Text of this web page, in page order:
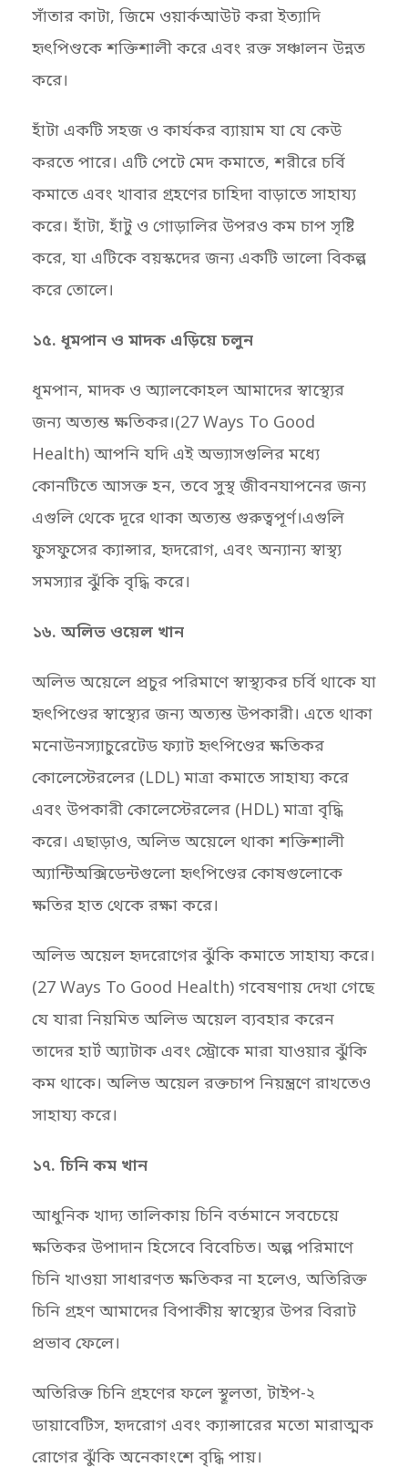
সাঁতার কাটা, জিমে ওয়ার্কআউট করা ইত্যাদি
হৃৎপিণ্ডকে শক্তিশালী করে এবং রক্ত ​​সঞ্চালন উন্নত
করে।
হাঁটা একটি সহজ ও কার্যকর ব্যায়াম যা যে কেউ
করতে পারে। এটি পেটে মেদ কমাতে, শরীরে চর্বি
কমাতে এবং খাবার গ্রহণের চাহিদা বাড়াতে সাহায্য
করে। হাঁটা, হাঁটু ও গোড়ালির উপরও কম চাপ সৃষ্টি
করে, যা এটিকে বয়স্কদের জন্য একটি ভালো বিকল্প
করে তোলে।
১৫. ধূমপান ও মাদক এড়িয়ে চলুন
ধূমপান, মাদক ও অ্যালকোহল আমাদের স্বাস্থ্যের
জন্য অত্যন্ত ক্ষতিকর।(27 Ways To Good
Health) আপনি যদি এই অভ্যাসগুলির মধ্যে
কোনটিতে আসক্ত হন, তবে সুস্থ জীবনযাপনের জন্য
এগুলি থেকে দূরে থাকা অত্যন্ত গুরুত্বপূর্ণ।এগুলি
ফুসফুসের ক্যান্সার, হৃদরোগ, এবং অন্যান্য স্বাস্থ্য
সমস্যার ঝুঁকি বৃদ্ধি করে।
১৬. অলিভ ওয়েল খান
অলিভ অয়েলে প্রচুর পরিমাণে স্বাস্থ্যকর চর্বি থাকে যা
হৃৎপিণ্ডের স্বাস্থ্যের জন্য অত্যন্ত উপকারী। এতে থাকা
মনোউনস্যাচুরেটেড ফ্যাট হৃৎপিণ্ডের ক্ষতিকর
কোলেস্টেরলের (LDL) মাত্রা কমাতে সাহায্য করে
এবং উপকারী কোলেস্টেরলের (HDL) মাত্রা বৃদ্ধি
করে। এছাড়াও, অলিভ অয়েলে থাকা শক্তিশালী
অ্যান্টিঅক্সিডেন্টগুলো হৃৎপিণ্ডের কোষগুলোকে
ক্ষতির হাত থেকে রক্ষা করে।
অলিভ অয়েল হৃদরোগের ঝুঁকি কমাতে সাহায্য করে।
(27 Ways To Good Health) গবেষণায় দেখা গেছে
যে যারা নিয়মিত অলিভ অয়েল ব্যবহার করেন
তাদের হার্ট অ্যাটাক এবং স্ট্রোকে মারা যাওয়ার ঝুঁকি
কম থাকে। অলিভ অয়েল রক্তচাপ নিয়ন্ত্রণে রাখতেও
সাহায্য করে।
১৭. চিনি কম খান
আধুনিক খাদ্য তালিকায় চিনি বর্তমানে সবচেয়ে
ক্ষতিকর উপাদান হিসেবে বিবেচিত। অল্প পরিমাণে
চিনি খাওয়া সাধারণত ক্ষতিকর না হলেও, অতিরিক্ত
চিনি গ্রহণ আমাদের বিপাকীয় স্বাস্থ্যের উপর বিরাট
প্রভাব ফেলে।
অতিরিক্ত চিনি গ্রহণের ফলে স্থূলতা, টাইপ-২
ডায়াবেটিস, হৃদরোগ এবং ক্যান্সারের মতো মারাত্মক
রোগের ঝুঁকি অনেকাংশে বৃদ্ধি পায়।